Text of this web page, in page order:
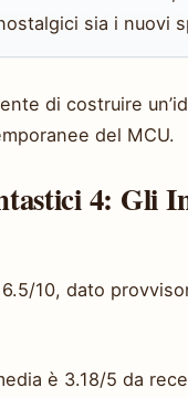
sia i nuovi
di costruire
del MCU.
4: Gli
10, dato
è 3.18/5 da